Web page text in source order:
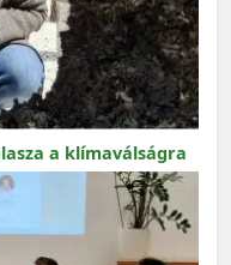
a klímaválságra